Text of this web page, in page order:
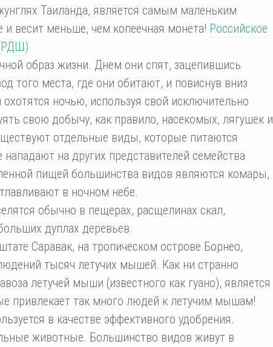
Таиланда, является самым маленьким
весит меньше, чем копеечная монета! Российское
образ жизни. Днем они спят, зацепившись
того места, где они обитают, и повиснув вниз
ночью, используя свой исключительно
свою добычу, как правило, насекомых, лягушек и
отдельные виды, которые питаются
на других представителей семейства
пищей большинства видов являются комары,
в ночном небе.
обычно в пещерах, расщелинах скал,
дуплах деревьев.
Саравак, на тропическом острове Борнео,
тысяч летучих мышей. Как ни странно
летучей мыши (известного как гуано), является
привлекает так много людей к летучим мышам!
в качестве эффективного удобрения.
животные. Большинство видов живут в